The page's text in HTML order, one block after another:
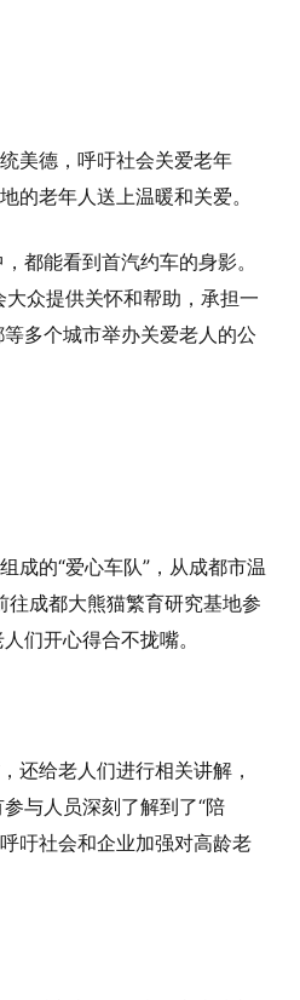
美德，呼吁社会关爱老年
的老年人送上温暖和关爱。
都能看到首汽约车的身影。
众提供关怀和帮助，承担一
多个城市举办关爱老人的公
成的“爱心车队”，从成都市温
成都大熊猫繁育研究基地参
们开心得合不拢嘴。
还给老人们进行相关讲解，
与人员深刻了解到了“陪
吁社会和企业加强对高龄老